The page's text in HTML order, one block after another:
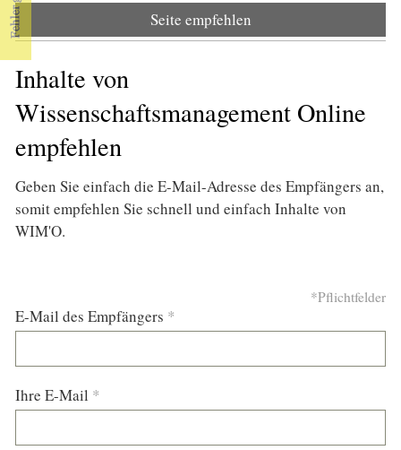
Seite empfehlen
Inhalte von
Wissenschaftsmanagement Online
empfehlen
Geben Sie einfach die E-Mail-Adresse des Empfängers an,
somit empfehlen Sie schnell und einfach Inhalte von
WIM'O.
*Pflichtfelder
E-Mail des Empfängers *
Ihre E-Mail *